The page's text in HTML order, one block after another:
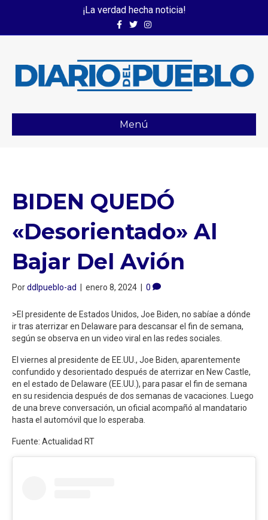
¡La verdad hecha noticia!
FacebookTwitterInstagram
Menú
BIDEN QUEDÓ
«desorientado» Al
Bajar Del Avión
Porddlpueblo-ad | enero 8, 2024 | 0
>El presidente de Estados Unidos, Joe Biden, no sabíae a dónde
ir tras aterrizar en Delaware para descansar el fin de semana,
según se observa en un video viral en las redes sociales.
El viernes al presidente de EE.UU., Joe Biden, aparentemente
confundido y desorientado después de aterrizar en New Castle,
en el estado de Delaware (EE.UU.), para pasar el fin de semana
en su residencia después de dos semanas de vacaciones. Luego
de una breve conversación, un oficial acompañó al mandatario
hasta el automóvil que lo esperaba.
Fuente: Actualidad RT